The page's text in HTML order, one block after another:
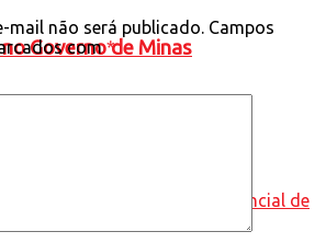
Governo de Minas
mail não será publicado. Campos
com*